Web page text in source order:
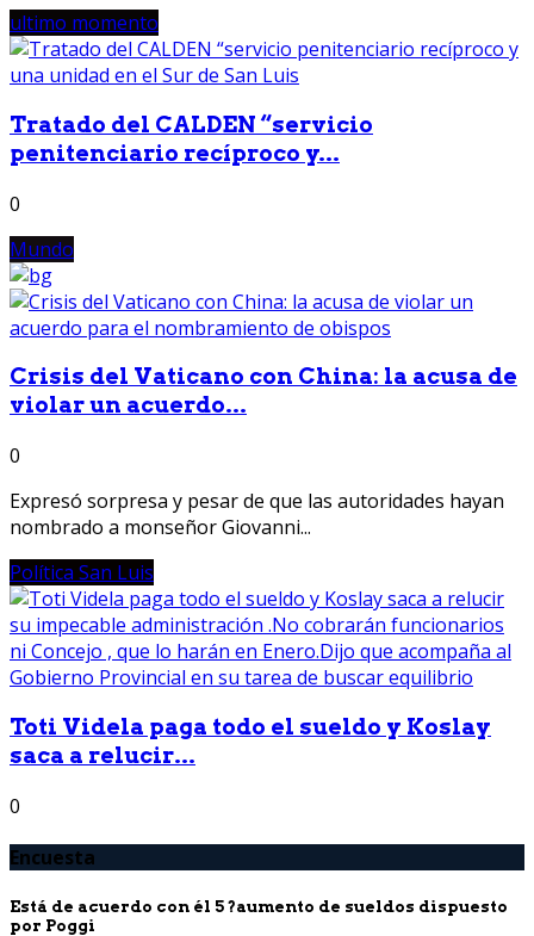
ultimo momento
Tratado del CALDEN “servicio
penitenciario recíproco y...
0
Mundo
Crisis del Vaticano con China: la acusa de
violar un acuerdo...
0
Expresó sorpresa y pesar de que las autoridades hayan
nombrado a monseñor Giovanni...
Política San Luis
Toti Videla paga todo el sueldo y Koslay
saca a relucir...
0
Encuesta
Está de acuerdo con él 5 ?aumento de sueldos dispuesto
por Poggi